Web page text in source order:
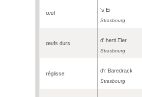
œuf 's Ei
Strasbourg
œufs durs d' herti Eier
Strasbourg
réglisse d'r Baredrack
Strasbourg